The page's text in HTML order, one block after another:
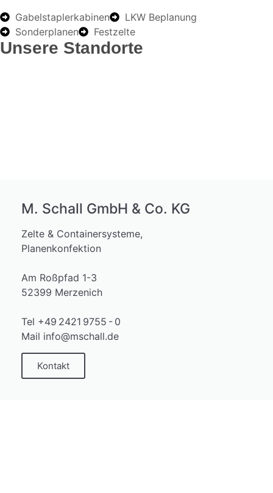
Gabelstaplerkabinen
LKW Beplanung
Sonderplanen
Festzelte
Unsere Standorte
M. Schall GmbH & Co. KG
Zelte & Containersysteme,
Planenkonfektion
Am Roßpfad 1-3
52399 Merzenich
Tel +49 2421 9755 - 0
Mail info@mschall.de
Kontakt